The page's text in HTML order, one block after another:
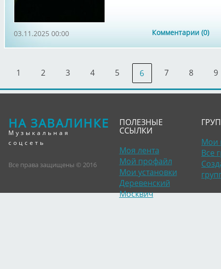
Комментарии (0)
03.11.2025 00:00
1 2 3 4 5 6 7 8 9
НА ЗАВАЛИНКЕ
Музыкальная
соцсеть
Все права защищены © 2016
ПОЛЕЗНЫЕ
ССЫЛКИ
Моя лента
Мой профайл
Мои установки
Деревенский
Москвич
Мои
Все